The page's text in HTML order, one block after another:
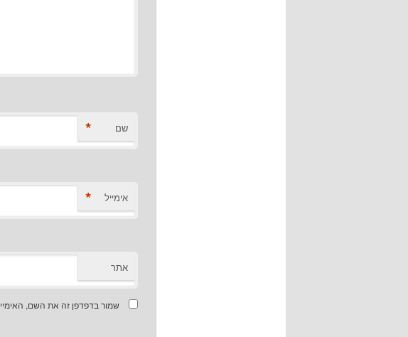
שם *
אימייל *
אתר
שמור בדפדפן זה את השם,